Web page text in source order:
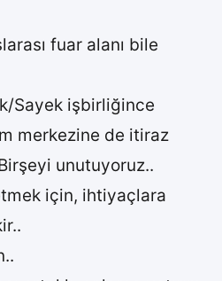
fuar alanı bile
Sayek işbirliğince
merkezine de itiraz
unutuyoruz..
için, ihtiyaçlara